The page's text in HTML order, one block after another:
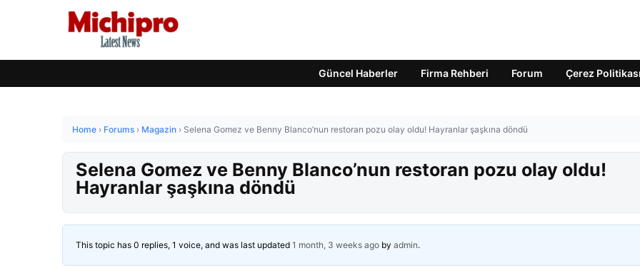
Güncel Haberler Firma Rehberi Forum Çerez Politikası
Home › Forums › Magazin › Selena Gomez ve Benny Blanco’nun restoran pozu olay oldu! Hayranlar şaşkına döndü
Selena Gomez ve Benny Blanco’nun restoran pozu olay oldu!
Hayranlar şaşkına döndü
This topic has 0 replies, 1 voice, and was last updated 1 month, 3 weeks ago by admin.